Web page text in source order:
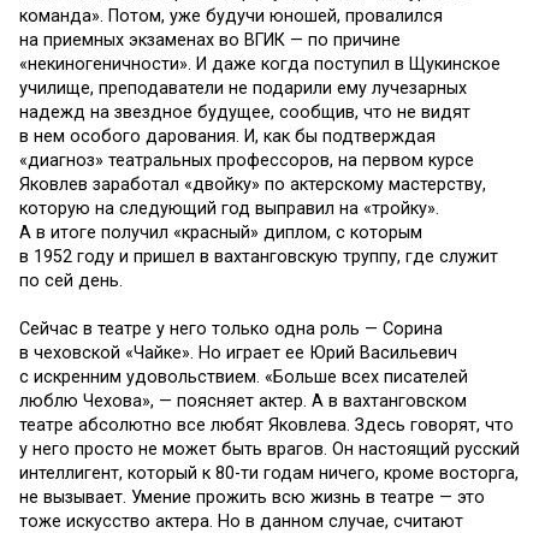
команда». Потом, уже будучи юношей, провалился
на приемных экзаменах во ВГИК — по причине
«некиногеничности». И даже когда поступил в Щукинское
училище, преподаватели не подарили ему лучезарных
надежд на звездное будущее, сообщив, что не видят
в нем особого дарования. И, как бы подтверждая
«диагноз» театральных профессоров, на первом курсе
Яковлев заработал «двойку» по актерскому мастерству,
которую на следующий год выправил на «тройку».
А в итоге получил «красный» диплом, с которым
в 1952 году и пришел в вахтанговскую труппу, где служит
по сей день.
Сейчас в театре у него только одна роль — Сорина
в чеховской «Чайке». Но играет ее Юрий Васильевич
с искренним удовольствием. «Больше всех писателей
люблю Чехова», — поясняет актер. А в вахтанговском
театре абсолютно все любят Яковлева. Здесь говорят, что
у него просто не может быть врагов. Он настоящий русский
интеллигент, который к 80-ти годам ничего, кроме восторга,
не вызывает. Умение прожить всю жизнь в театре — это
тоже искусство актера. Но в данном случае, считают